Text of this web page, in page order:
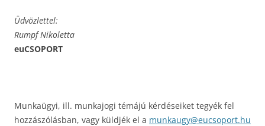
Üdvözlettel:
Rumpf Nikoletta
euCSOPORT
Munkaügyi, ill. munkajogi témájú kérdéseiket tegyék fel
hozzászólásban, vagy küldjék el a munkaugy@eucsoport.hu